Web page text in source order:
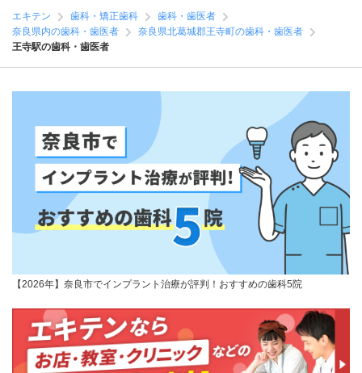
エキテン 歯科・矯正歯科
歯科・歯医者
奈良県内の歯科・歯医者
奈良県北葛城郡王寺町の歯科・歯医者
王寺駅の歯科・歯医者
【2026年】奈良市でインプラント治療が評判！おすすめの歯科5院